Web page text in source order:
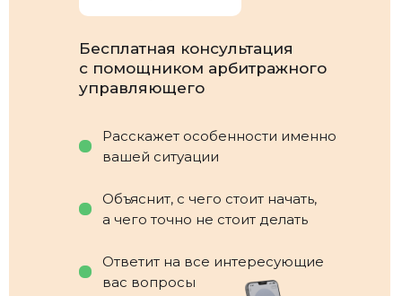
Бесплатная консультация
с помощником арбитражного
управляющего
Расскажет особенности именно
вашей ситуации
Ответит на все интересующие
вас вопросы
Объяснит, с чего стоит начать,
а чего точно не стоит делать